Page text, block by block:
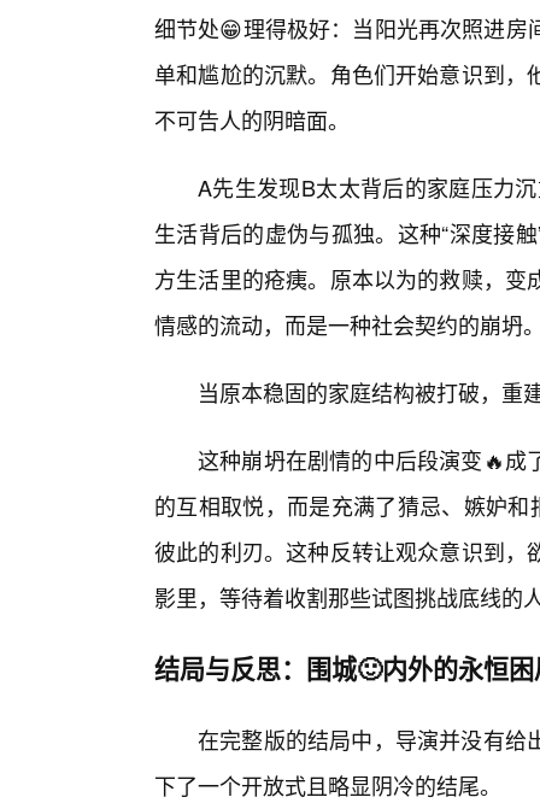
细节处😁理得极好：当阳光再次照进
单和尴尬的沉默。角色们开始意识到
不可告人的阴暗面。
A先生发现B太太背后的家庭压力
生活背后的虚伪与孤独。这种“深度接
方生活里的疮痍。原本以为的救赎，
情感的流动，而是一种社会契约的崩坍
当原本稳固的家庭结构被打破，重
这种崩坍在剧情的中后段演变🔥成
的互相取悦，而是充满了猜忌、嫉妒
彼此的利刃。这种反转让观众意识到
影里，等待着收割那些试图挑战底线的
结局与反思：围城🙂内外的永恒
在完整版的结局中，导演并没有给
下了一个开放式且略显阴冷的结尾。